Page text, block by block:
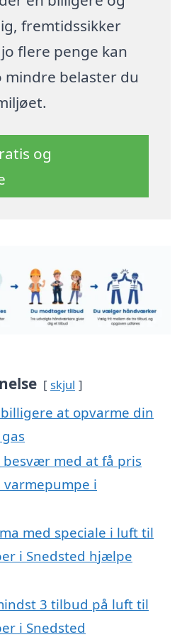
fremtidssikker
flere penge kan
mindre belaster du
og
skjul
at opvarme din
besvær med at få pris
i
med speciale i luft til
i Snedsted hjælpe
3 tilbud på luft til
i Snedsted